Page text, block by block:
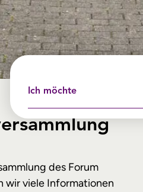
Ich möchte
des Forum
wir viele Informationen